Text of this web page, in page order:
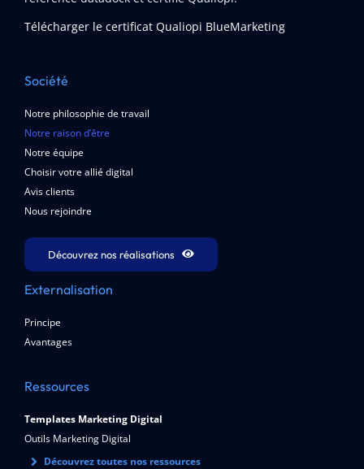
Télécharger le certificat Qualiopi BlueMarketing
Société
Notre philosophie de travail
Notre raison d’être
Notre équipe
Choisir votre allié digital
Avis clients
Nous rejoindre
Découvrez nos réalisations
Externalisation
Principe
Avantages
Ressources
Templates Marketing Digital
Outils Marketing Digital
Découvrez toutes nos ressources